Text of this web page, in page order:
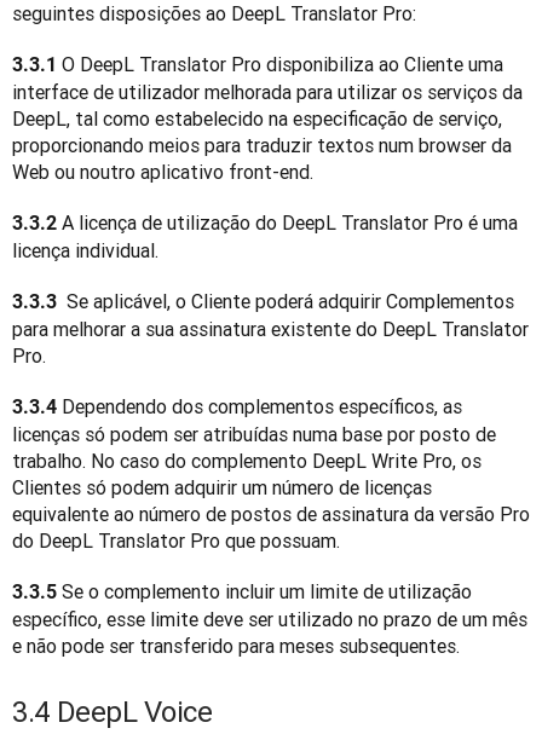
seguintes disposições ao DeepL Translator Pro:
3.3.1 O DeepL Translator Pro disponibiliza ao Cliente uma
interface de utilizador melhorada para utilizar os serviços da
DeepL, tal como estabelecido na especificação de serviço,
proporcionando meios para traduzir textos num browser da
Web ou noutro aplicativo front-end.
3.3.2 A licença de utilização do DeepL Translator Pro é uma
licença individual.
3.3.3 Se aplicável, o Cliente poderá adquirir Complementos
para melhorar a sua assinatura existente do DeepL Translator
Pro.
3.3.4 Dependendo dos complementos específicos, as
licenças só podem ser atribuídas numa base por posto de
trabalho. No caso do complemento DeepL Write Pro, os
Clientes só podem adquirir um número de licenças
equivalente ao número de postos de assinatura da versão Pro
do DeepL Translator Pro que possuam.
3.3.5 Se o complemento incluir um limite de utilização
específico, esse limite deve ser utilizado no prazo de um mês
e não pode ser transferido para meses subsequentes.
3.4 DeepL Voice